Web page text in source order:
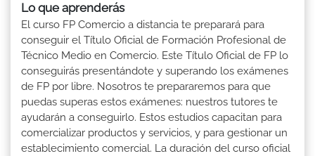
Lo que aprenderás
El curso FP Comercio a distancia te preparará para
conseguir el Título Oficial de Formación Profesional de
Técnico Medio en Comercio. Este Título Oficial de FP lo
conseguirás presentándote y superando los exámenes
de FP por libre. Nosotros te prepararemos para que
puedas superas estos exámenes: nuestros tutores te
ayudarán a conseguirlo. Estos estudios capacitan para
comercializar productos y servicios, y para gestionar un
establecimiento comercial. La duración del curso oficial